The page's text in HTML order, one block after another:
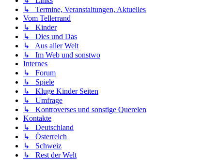
↳ Termine, Veranstaltungen, Aktuelles
Vom Tellerrand
↳ Kinder
↳ Dies und Das
↳ Aus aller Welt
↳ Im Web und sonstwo
Internes
↳ Forum
↳ Spiele
↳ Kluge Kinder Seiten
↳ Umfrage
↳ Kontroverses und sonstige Querelen
Kontakte
↳ Deutschland
↳ Österreich
↳ Schweiz
↳ Rest der Welt